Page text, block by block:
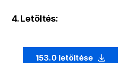
4. Letöltés:
153.0 letöltése